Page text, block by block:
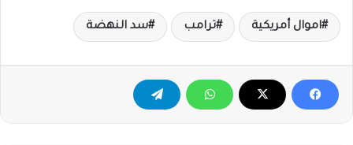
اموال أمريكية ترامب سد النهضة